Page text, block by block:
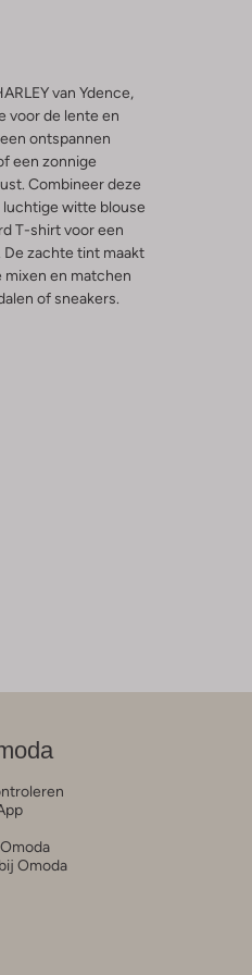
van Ydence,
voor de lente en
ontspannen
een zonnige
Combineer deze
witte blouse
T-shirt voor een
zachte tint maakt
mixen en matchen
of sneakers.
je stijlvol en
Omoda